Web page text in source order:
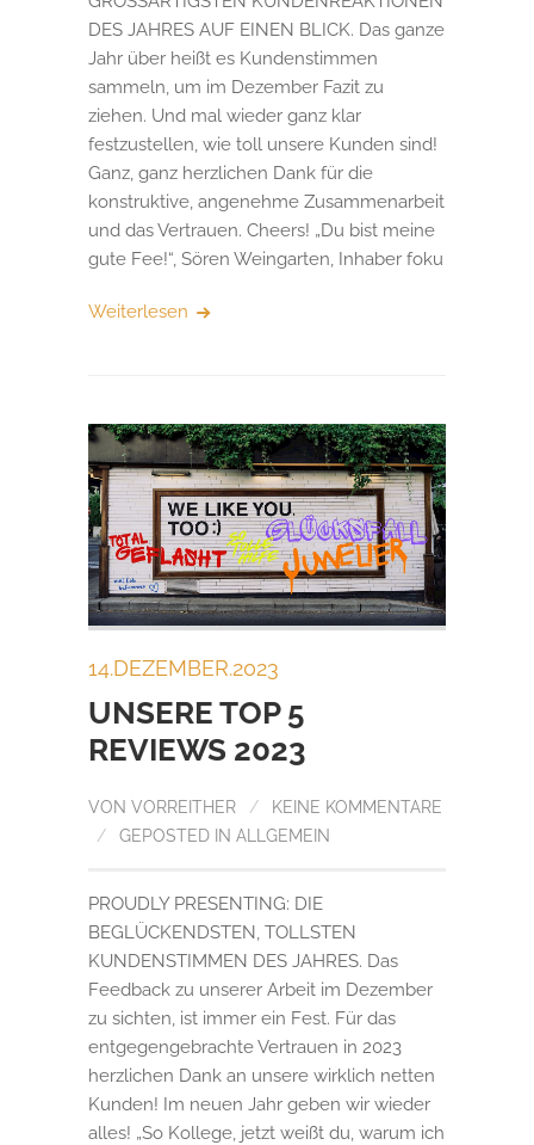
DES JAHRES AUF EINEN BLICK. Das ganze
Jahr über heißt es Kundenstimmen
sammeln, um im Dezember Fazit zu
ziehen. Und mal wieder ganz klar
festzustellen, wie toll unsere Kunden sind!
Ganz, ganz herzlichen Dank für die
konstruktive, angenehme Zusammenarbeit
und das Vertrauen. Cheers! „Du bist meine
gute Fee!“, Sören Weingarten, Inhaber foku
Weiterlesen
14.DEZEMBER.2023
UNSERE TOP 5
REVIEWS 2023
VON VORREITHER /
KEINE KOMMENTARE
/
GEPOSTED IN ALLGEMEIN
PROUDLY PRESENTING: DIE
BEGLÜCKENDSTEN, TOLLSTEN
KUNDENSTIMMEN DES JAHRES. Das
Feedback zu unserer Arbeit im Dezember
zu sichten, ist immer ein Fest. Für das
entgegengebrachte Vertrauen in 2023
herzlichen Dank an unsere wirklich netten
Kunden! Im neuen Jahr geben wir wieder
alles! „So Kollege, jetzt weißt du, warum ich